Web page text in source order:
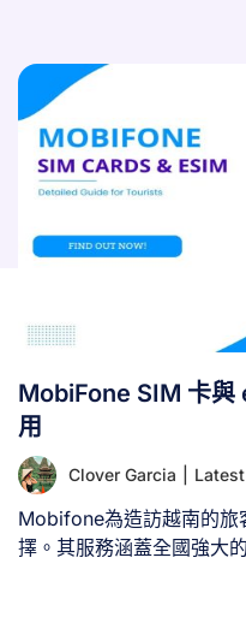
MobiFone SIM 卡與
用
Clover Garcia
Mobifone為造訪越南的旅
擇。其服務涵蓋全國強大